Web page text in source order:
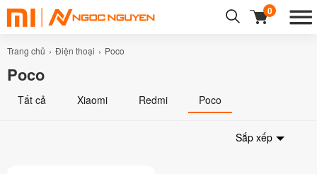
0
Trang chủ Điện thoại Poco
Poco
Tất cả Xiaomi Redmi Poco
Sắp xếp